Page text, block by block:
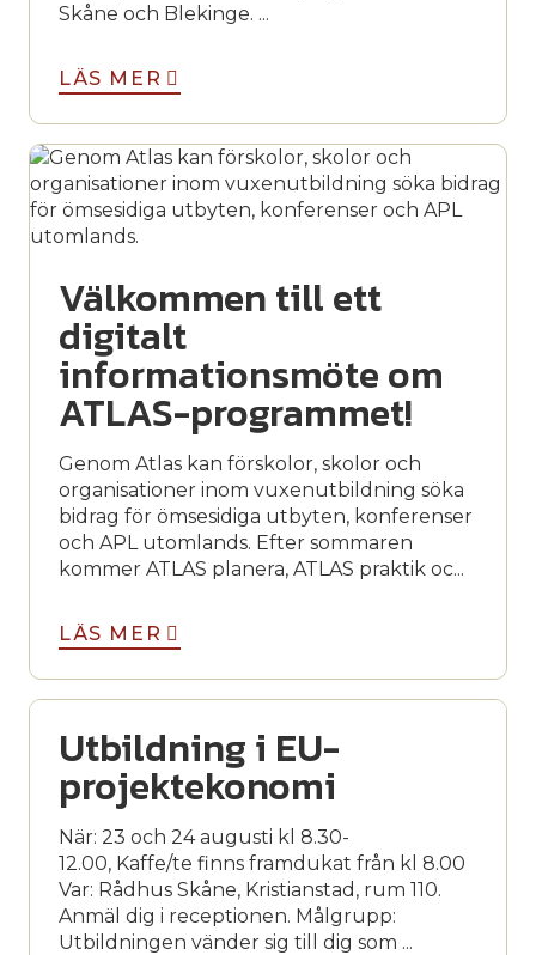
Skåne och Blekinge. ...
LÄS MER
Välkommen till ett
digitalt
informationsmöte om
ATLAS-programmet!
Genom Atlas kan förskolor, skolor och
organisationer inom vuxenutbildning söka
bidrag för ömsesidiga utbyten, konferenser
och APL utomlands. Efter sommaren
kommer ATLAS planera, ATLAS praktik oc...
LÄS MER
Utbildning i EU-
projektekonomi
När: 23 och 24 augusti kl 8.30-
12.00, Kaffe/te finns framdukat från kl 8.00
Var: Rådhus Skåne, Kristianstad, rum 110.
Anmäl dig i receptionen. Målgrupp:
Utbildningen vänder sig till dig som ...